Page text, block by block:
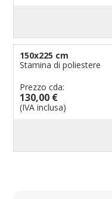
150x225 cm
Stamina di poliestere
Prezzo cda:
130,00 €
(IVA inclusa)